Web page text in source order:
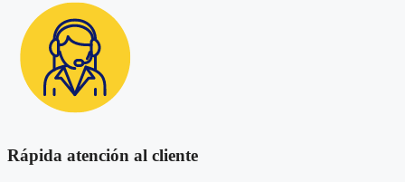
Rápida atención al cliente